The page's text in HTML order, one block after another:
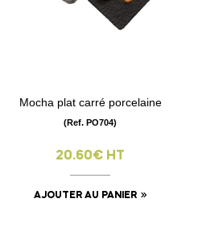
Mocha plat carré porcelaine
(Ref. PO704)
20.60€ HT
AJOUTER AU PANIER